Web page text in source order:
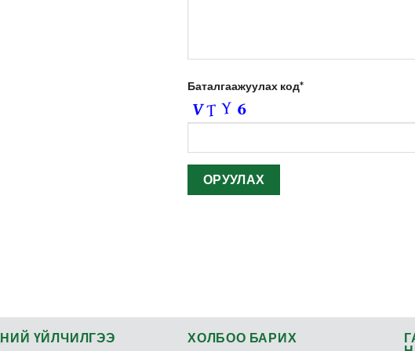
Баталгаажуулах код*
ҮЙЛЧИЛГЭЭ ХОЛБОО БАРИХ